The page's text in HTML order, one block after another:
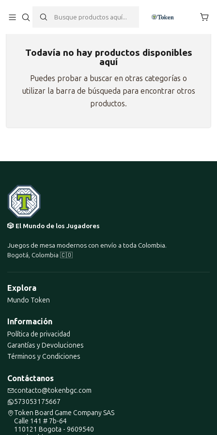
Todavía no hay productos disponibles
aquí
Puedes probar a buscar en otras categorías o
utilizar la barra de búsqueda para encontrar otros
productos.
🎲 El Mundo de los Jugadores
Juegos de mesa modernos con envío a toda Colombia.
Bogotá, Colombia 🇨🇴
Explora
Mundo Token
Información
Política de privacidad
Garantías y Devoluciones
Términos y Condiciones
Contáctanos
contacto@tokenbgc.com
573053175667
Token Board Game Company SAS
Calle 141 # 7b-64
110121 Bogota - 9609540